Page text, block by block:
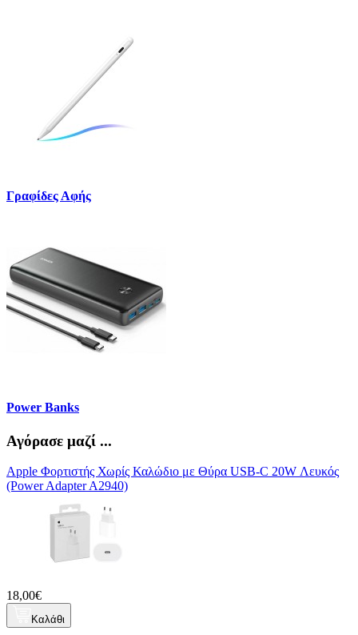
Γραφίδες Αφής
Power Banks
Αγόρασε μαζί ...
Apple Φορτιστής Χωρίς Καλώδιο με Θύρα USB-C 20W Λευκός
(Power Adapter A2940)
18,00€
Καλάθι